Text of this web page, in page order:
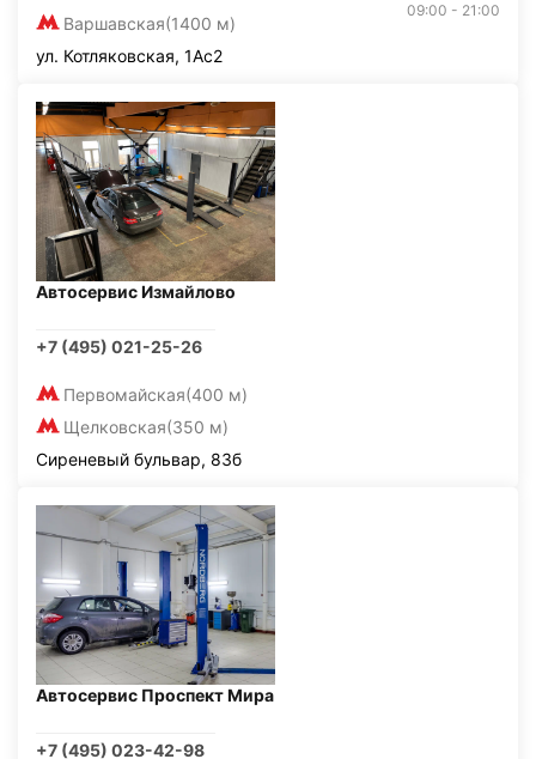
Варшавская(1400 м)
09:00 - 21:00
ул. Котляковская, 1Ас2
Автосервис Измайлово
+7 (495) 021-25-26
Первомайская(400 м)
Щелковская(350 м)
Сиреневый бульвар, 83б
Автосервис Проспект Мира
+7 (495) 023-42-98